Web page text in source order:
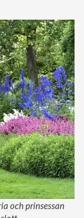
och prinsessan